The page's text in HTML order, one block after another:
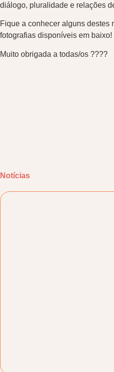
diálogo, pluralidade e relações
Fique a conhecer alguns destes
fotografias disponíveis em baixo!
Muito obrigada a todas/os ????
Notícias